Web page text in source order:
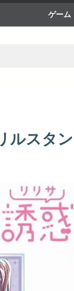
ゲーム
ルスタ